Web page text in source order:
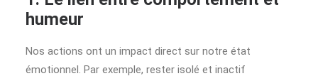
humeur
Nos actions ont un impact direct sur notre état
émotionnel. Par exemple, rester isolé et inactif